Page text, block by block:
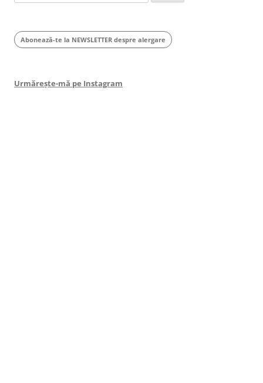
for:
Abonează-te la NEWSLETTER despre alergare
Urmărește-mă pe Instagram